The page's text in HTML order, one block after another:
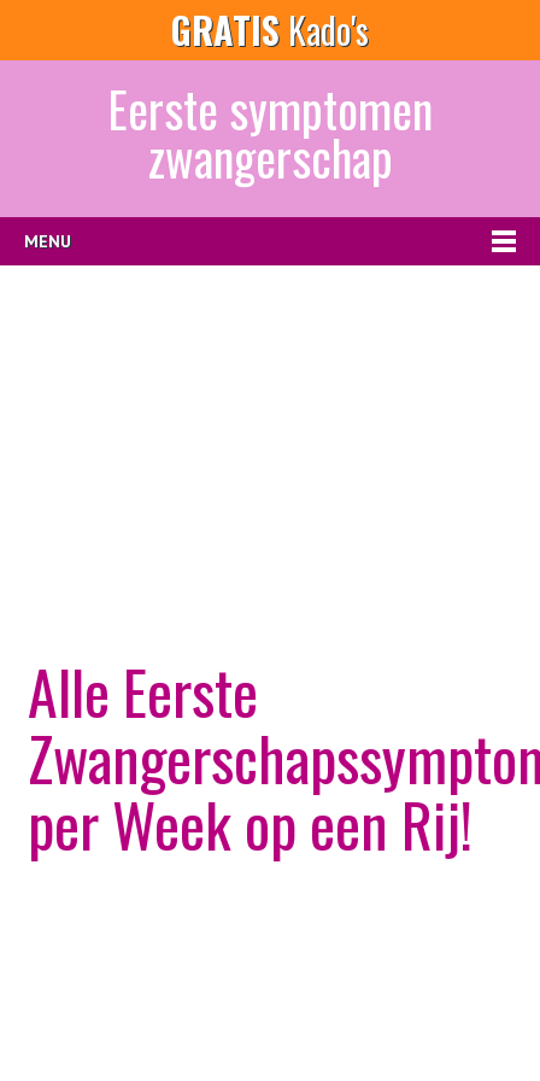
GRATIS Kado's
Eerste symptomen
zwangerschap
MENU
Alle Eerste
per Week op een Rij!